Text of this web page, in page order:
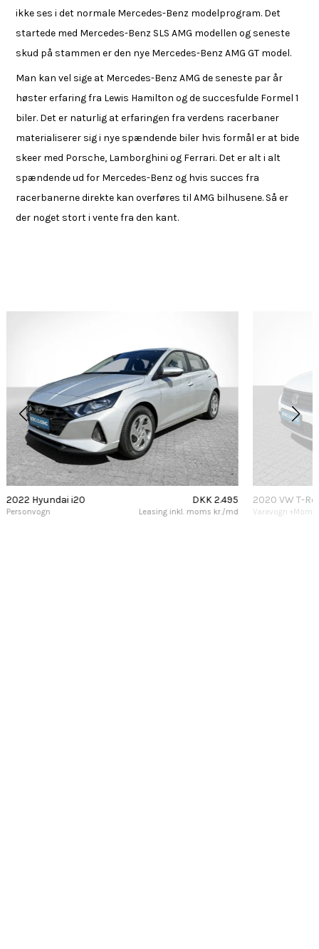
ikke ses i det normale Mercedes-Benz modelprogram. Det
startede med Mercedes-Benz SLS AMG modellen og seneste
skud på stammen er den nye Mercedes-Benz AMG GT model.
Man kan vel sige at Mercedes-Benz AMG de seneste par år
høster erfaring fra Lewis Hamilton og de succesfulde Formel 1
biler. Det er naturlig at erfaringen fra verdens racerbaner
materialiserer sig i nye spændende biler hvis formål er at bide
skeer med Porsche, Lamborghini og Ferrari. Det er alt i alt
spændende ud for Mercedes-Benz og hvis succes fra
racerbanerne direkte kan overføres til AMG bilhusene. Så er
der noget stort i vente fra den kant.
2022 Hyundai i20
Personvogn
DKK 2.495
Leasing inkl. moms kr./md
2020 VW T-
Varevogn +Moms